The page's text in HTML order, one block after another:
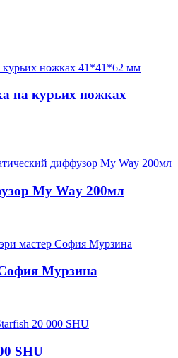
на курьих ножках
My Way 200мл
Мурзина
SHU